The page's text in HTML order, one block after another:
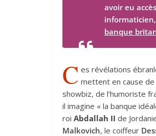
avoir eu
banque
C es révélations
mettent en cause
showbiz, de l’humoriste
il imagine « la banque
roi Abdallah II de
Malkovich, le coiffeur